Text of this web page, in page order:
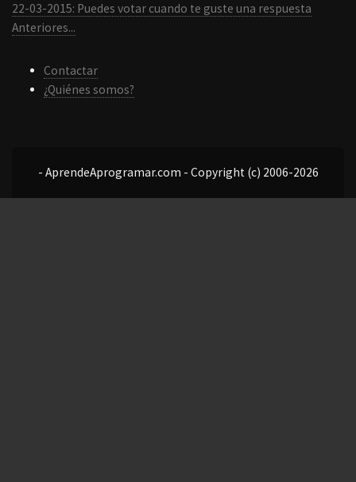
22-03-2015: Puedes votar cuando te guste una respuesta
Anteriores...
Contactar
¿Quiénes somos?
- AprendeAprogramar.com - Copyright (c) 2006-2026